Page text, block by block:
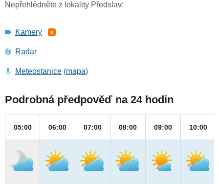
Nepřehlédněte z lokality Předslav:
Kamery 8
Radar
Meteostanice (mapa)
Podrobná předpověď na 24 hodin
05:00 06:00 07:00 08:00 09:00 10:00